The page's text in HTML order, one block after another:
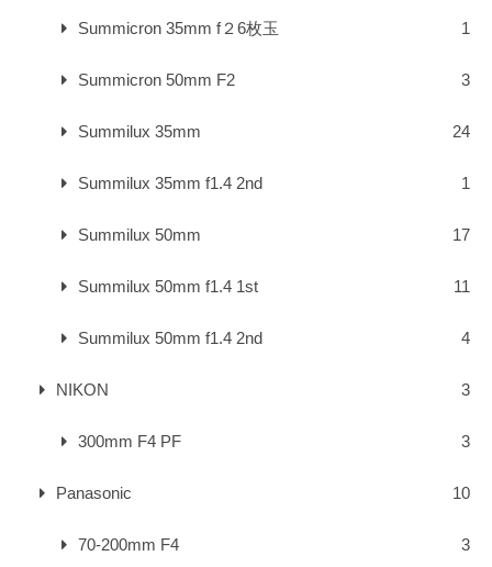
Summicron 35mm f２6枚玉 1
Summicron 50mm F2 3
Summilux 35mm 24
Summilux 35mm f1.4 2nd 1
Summilux 50mm 17
Summilux 50mm f1.4 1st 11
Summilux 50mm f1.4 2nd 4
NIKON 3
300mm F4 PF 3
Panasonic 10
70-200mm F4 3